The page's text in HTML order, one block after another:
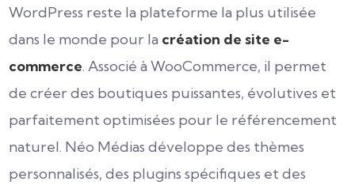
WordPress reste la plateforme la plus utilisée
dans le monde pour la création de site e-
commerce. Associé à WooCommerce, il permet
de créer des boutiques puissantes, évolutives et
parfaitement optimisées pour le référencement
naturel. Néo Médias développe des thèmes
personnalisés, des plugins spécifiques et des